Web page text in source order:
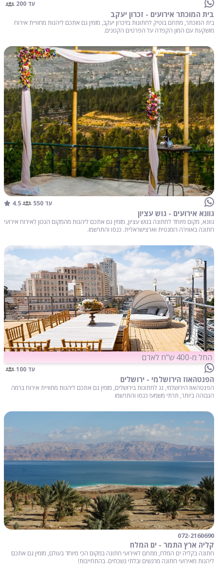
עד 200
בית המוכתר אירועים - זכרון יעקב
בית המוכתר, מתחם בוטיק לחתונות בזיכרון יעקב, מזמין גם אתכם ליהנות מחוויית אירוח
מושקעת עם המון הקפדה על הפרטים הקטנים.
עד 550 4.5
גוונא אירועים - גוש עציון
גוונא, מקום מיוחד לחתונה בגוש עציון, מזמין גם אתכם ליהנות מהמקום הנכון לאירוח אירועי
חתונה באווירה רומנטית וארצישראלית. כנסו והתרשמו.
החל מ-400 ש"ח לאדם
עד 100
הפנטהאוז הירושלמי - ירושלים
הפנטהאוז הירושלמי, גג לחתונות בירושלים, מזמין גם אתכם ליהנות מחוויית אירוח ברמה
הגבוהה ביותר, תרתי משמע! כנסו והתרשמו
072-2160690
קליה ארץ התמר - ים המלח
חתונה בקליה ים המלח, מתחם לאירועי חתונה במקום הכי מיוחד בעולם, מזמין גם אתכם
ליהנות מאירועי חתונה מרגשים ובלתי נשכחים. בהתחייבות!